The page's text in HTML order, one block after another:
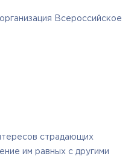
Всероссийское
страдающих
им равных с другими